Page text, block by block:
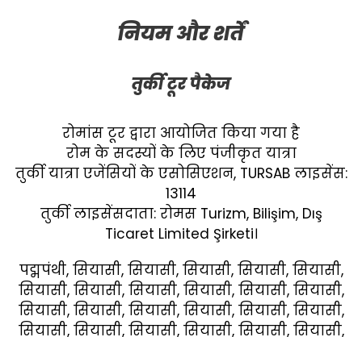
नियम और शर्तें
तुर्की टूर पैकेज
रोमांस टूर द्वारा आयोजित किया गया है
रोम के सदस्यों के लिए पंजीकृत यात्रा
तुर्की यात्रा एजेंसियों के एसोसिएशन, TURSAB लाइसेंस:
13114
तुर्की लाइसेंसदाता: रोमस Turizm, Bilişim, Dış
Ticaret Limited Şirketi।
पद्मपंथी, सियासी, सियासी, सियासी, सियासी, सियासी,
सियासी, सियासी, सियासी, सियासी, सियासी, सियासी,
सियासी, सियासी, सियासी, सियासी, सियासी, सियासी,
सियासी, सियासी, सियासी, सियासी, सियासी, सियासी,